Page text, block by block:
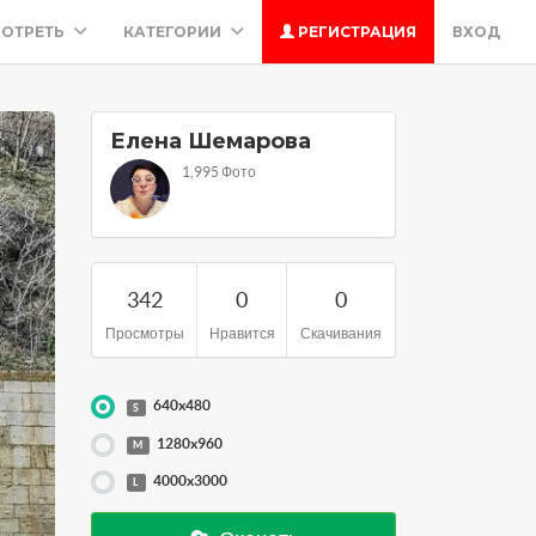
КАТЕГОРИИ РЕГИСТРАЦИЯ ВХОД
Елена Шемарова
1,995 Фото
342
Просмотры
0
Нравится
0
Скачивания
S 640x480
M 1280x960
L 4000x3000